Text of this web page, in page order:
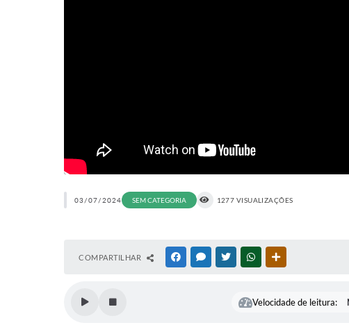
03/07/2024 SEM CATEGORIA 1277 VISUALIZAÇÕES
COMPARTILHAR FACEBOOKMESSENGER
TWITTERWHATSAPP
Velocidade de leitura: